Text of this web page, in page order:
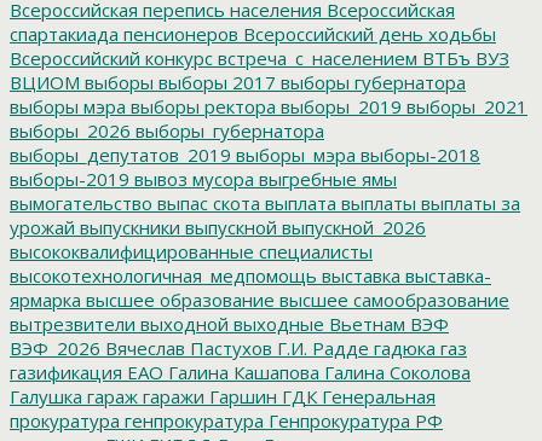
Всероссийская перепись населения Всероссийская
спартакиада пенсионеров Всероссийский день ходьбы
Всероссийский конкурс встреча_с_населением ВТБъ ВУЗ
ВЦИОМ выборы выборы 2017 выборы губернатора
выборы мэра выборы ректора выборы_2019 выборы_2021
выборы_2026 выборы_губернатора
выборы_депутатов_2019 выборы_мэра выборы-2018
выборы-2019 вывоз мусора выгребные ямы
вымогательство выпас скота выплата выплаты выплаты за
урожай выпускники выпускной выпускной_2026
высококвалифицированные специалисты
высокотехнологичная_медпомощь выставка выставка-
ярмарка высшее образование высшее самообразование
вытрезвители выходной выходные Вьетнам ВЭФ
ВЭФ_2026 Вячеслав Пастухов Г.И. Радде гадюка газ
газификация ЕАО Галина Кашапова Галина Соколова
Галушка гараж гаражи Гаршин ГДК Генеральная
прокуратура генпрокуратура Генпрокуратура РФ